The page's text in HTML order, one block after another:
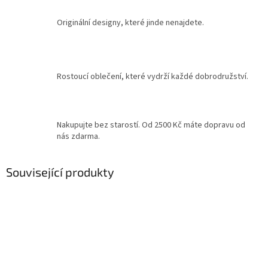
Originální designy, které jinde nenajdete.
Rostoucí oblečení, které vydrží každé dobrodružství.
Nakupujte bez starostí. Od 2500 Kč máte dopravu od
nás zdarma.
Související produkty